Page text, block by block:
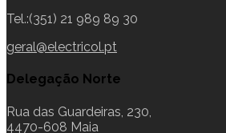
Tel.:(351) 21 989 89 30
geral@electricol.pt
Delegação Norte
Rua das Guardeiras, 230,
4470-608 Maia